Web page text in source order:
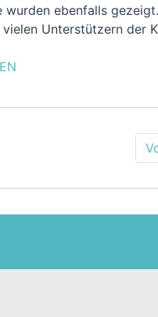
wurden ebenfalls
Unterstützern der